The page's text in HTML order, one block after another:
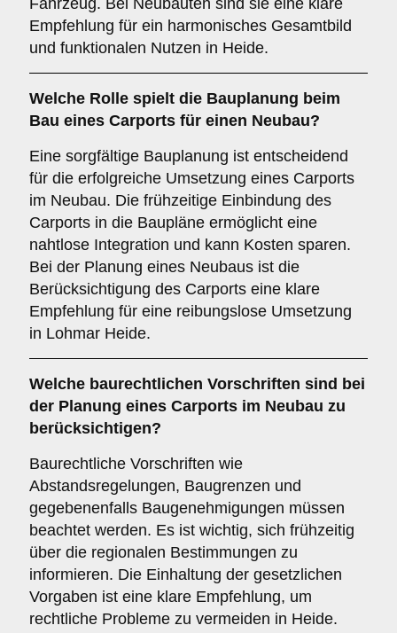
Fahrzeug. Bei Neubauten sind sie eine klare
Empfehlung für ein harmonisches Gesamtbild
und funktionalen Nutzen in Heide.
Welche Rolle spielt die Bauplanung beim
Bau eines Carports für einen Neubau?
Eine sorgfältige Bauplanung ist entscheidend
für die erfolgreiche Umsetzung eines Carports
im Neubau. Die frühzeitige Einbindung des
Carports in die Baupläne ermöglicht eine
nahtlose Integration und kann Kosten sparen.
Bei der Planung eines Neubaus ist die
Berücksichtigung des Carports eine klare
Empfehlung für eine reibungslose Umsetzung
in Lohmar Heide.
Welche baurechtlichen Vorschriften sind bei
der Planung eines Carports im Neubau zu
berücksichtigen?
Baurechtliche Vorschriften wie
Abstandsregelungen, Baugrenzen und
gegebenenfalls Baugenehmigungen müssen
beachtet werden. Es ist wichtig, sich frühzeitig
über die regionalen Bestimmungen zu
informieren. Die Einhaltung der gesetzlichen
Vorgaben ist eine klare Empfehlung, um
rechtliche Probleme zu vermeiden in Heide.